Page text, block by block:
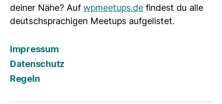
deiner Nähe? Auf wpmeetups.de findest du alle
deutschsprachigen Meetups aufgelistet.
Impressum
Datenschutz
Regeln